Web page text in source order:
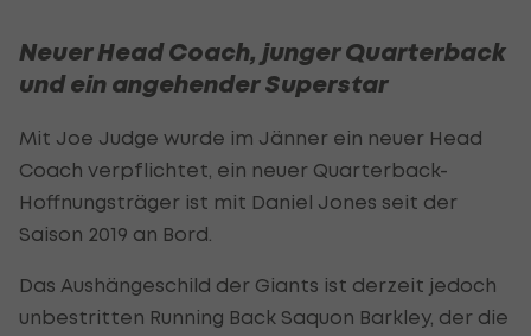
Neuer Head Coach, junger Quarterback
und ein angehender Superstar
Mit Joe Judge wurde im Jänner ein neuer Head
Coach verpflichtet, ein neuer Quarterback-
Hoffnungsträger ist mit Daniel Jones seit der
Saison 2019 an Bord.
Das Aushängeschild der Giants ist derzeit jedoch
unbestritten Running Back Saquon Barkley, der die